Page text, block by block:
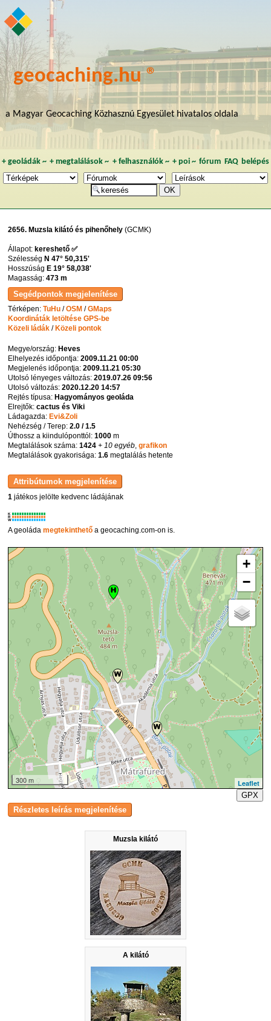
geocaching.hu ®
a Magyar Geocaching Közhasznú Egyesület hivatalos oldala
+ geoládák~ +megtalálások ~ + felhasználók~ + poi~ fórum FAQ belépés
2656. Muzsla kilátó és pihenőhely (GCMK)
Muzsla kilátó
A kilátó
Állapot: kereshető ✅
Szélesség N 47° 50,315'
Hosszúság E 19° 58,038'
Magasság:473 m
Térképen:TuHu /OSM /GMaps
Koordináták letöltése GPS-be
Közeli ládák / Közeli pontok
Megye/ország: Heves
Elhelyezés időpontja:2009.11.21 00:00
Megjelenés időpontja:2009.11.21 05:30
Utolsó lényeges változás:2019.07.26 09:56
Utolsó változás:2020.12.20 14:57
Rejtés típusa: Hagyományos geoláda
Elrejtők:cactus és Viki
Ládagazda: Evi&Zoli
Nehézség / Terep:2.0 / 1.5
Úthossz a kiindulóponttól:1000 m
Megtalálások száma:1424 + 10 egyéb,grafikon
Megtalálások gyakorisága:1.6 megtalálás hetente
1 játékos jelölte kedvenc ládájának
K
R
W
A geoládamegtekinthető a geocaching.com-on is.
+
−
300 m
Leaflet
GPX